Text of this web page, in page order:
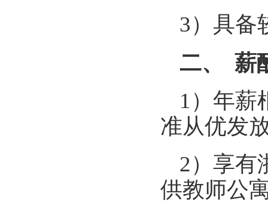
3）具备
二、
薪
1）年薪
准从优发
2）享有
供教师公